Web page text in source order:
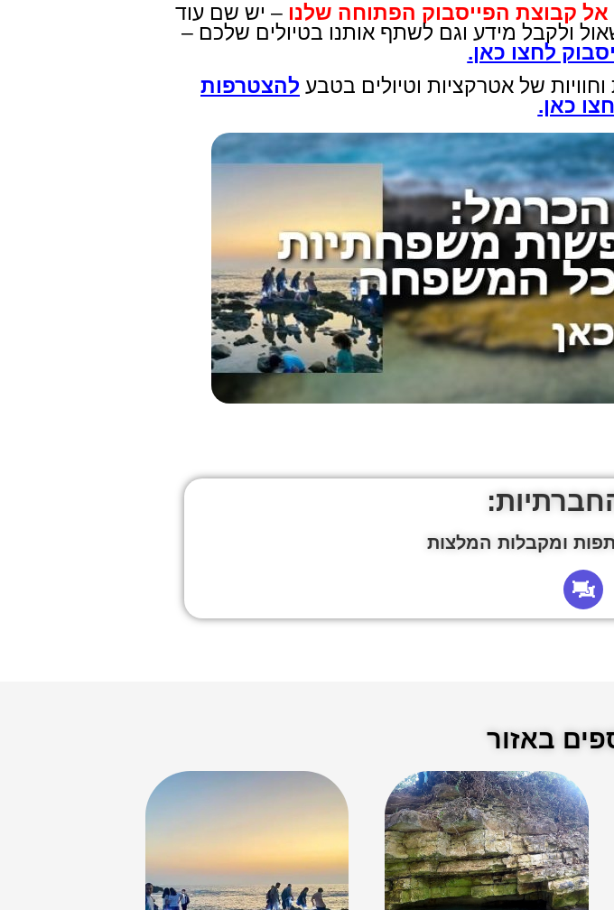
אל קבוצת הפייסבוק הפתוחה שלנו – יש שם עוד
ולקבל מידע וגם לשתף אותנו בטיולים שלכם –
לחצו כאן.
וחוויות של אטרקציות וטיולים בטבע להצטרפות
כאן.
ומקבלות המלצות
באזור